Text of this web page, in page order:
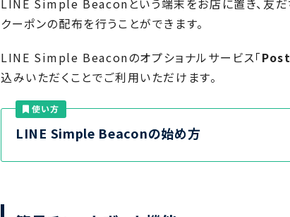
LINE Simple Beaconという端末をお店に置き、友
クーポンの配布を行うことができます。
LINE Simple Beaconのオプショナルサービス「
込みいただくことでご利用いただけます。
使い方
LINE Simple Beaconの始め方